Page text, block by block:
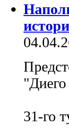
31-го